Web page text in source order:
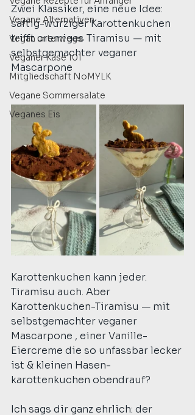
Vegane Alternativen
Vegan unterwegs
Veganer Käse 101
Mitgliedschaft NoMYLK
Vegane Sommersalate
Veganes Eis
Zwei Klassiker, eine neue Idee:
saftig-würziger Karottenkuchen
trifft cremiges Tiramisu — mit
selbstgemachter veganer
Mascarpone
Karottenkuchen kann jeder.
Tiramisu auch. Aber
Karottenkuchen-Tiramisu — mit
selbstgemachter veganer
Mascarpone , einer Vanille-
Eiercreme die so unfassbar lecker
ist & kleinen Hasen-
karottenkuchen obendrauf?
Ich sags dir ganz ehrlich: der